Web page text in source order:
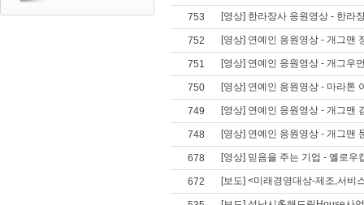
753 [영상] 한라장사 응원영상 - 한라
752 [영상] 연예인 응원영상 - 개그맨
751 [영상] 연예인 응원영상 - 개그우
750 [영상] 연예인 응원영상 - 마라톤
749 [영상] 연예인 응원영상 - 개그맨
748 [영상] 연예인 응원영상 - 개그맨
678 [영상] 믿음을 주는 기업 - 옐로우
672 [보도] <미래경영대상-제조,서비